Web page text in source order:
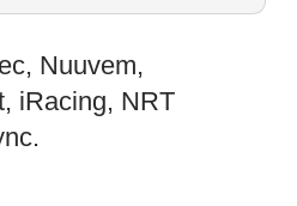
Nuuvem,
iRacing, NRT